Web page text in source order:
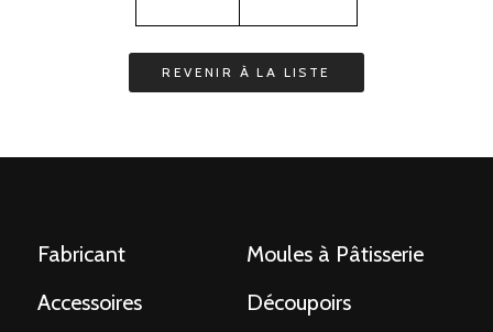
Fabricant
Moules à Pâtisserie
Accessoires
Découpoirs